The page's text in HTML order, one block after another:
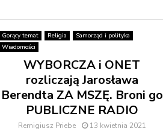
Gorący temat Religia
Samorząd i polityka
Wiadomości
WYBORCZA i ONET
rozliczają Jarosława
Berendta ZA MSZĘ. Broni go
PUBLICZNE RADIO
Remigiusz Priebe 13 kwietnia 2021